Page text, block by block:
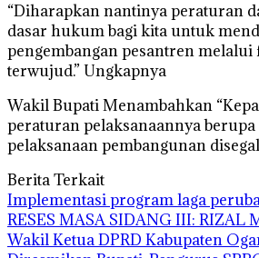
“Diharapkan nantinya peraturan
dasar hukum bagi kita untuk
pengembangan pesantren
terwujud.” Ungkapnya
Wakil Bupati Menambahkan
peraturan pelaksanaannya
pelaksanaan pembangunan
Berita Terkait
Implementasi program laga
RESES MASA SIDANG III: RIZAL
Wakil Ketua DPRD Kabupaten